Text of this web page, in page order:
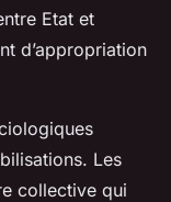
Etat et
d’appropriation
Les
collective qui